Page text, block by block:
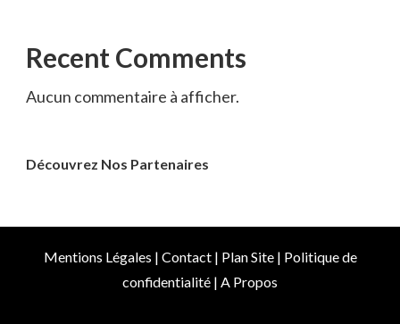
Recent Comments
Aucun commentaire à afficher.
Découvrez Nos Partenaires
Mentions Légales | Contact| Plan Site| Politique de
confidentialité | A Propos